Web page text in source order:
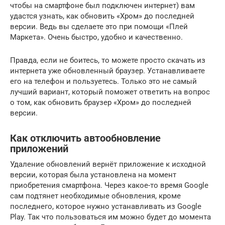
чтобы на смартфоне был подключен интернет) вам
удастся узнать, как обновить «Хром» до последней
версии. Ведь вы сделаете это при помощи «Плей
Маркета». Очень быстро, удобно и качественно.
Правда, если не боитесь, то можете просто скачать из
интернета уже обновленный браузер. Устанавливаете
его на телефон и пользуетесь. Только это не самый
лучший вариант, который поможет ответить на вопрос
о том, как обновить браузер «Хром» до последней
версии.
Как отключить автообновление
приложений
Удаление обновлений вернёт приложение к исходной
версии, которая была установлена на момент
приобретения смартфона. Через какое-то время Google
сам подтянет необходимые обновления, кроме
последнего, которое нужно устанавливать из Google
Play. Так что пользоваться им можно будет до момента